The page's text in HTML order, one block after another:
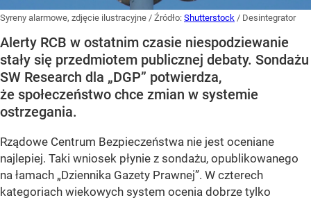
Syreny alarmowe, zdjęcie ilustracyjne / Źródło: Shutterstock / Desintegrator
Alerty RCB w ostatnim czasie niespodziewanie
stały się przedmiotem publicznej debaty. Sondażu
SW Research dla „DGP” potwierdza,
że społeczeństwo chce zmian w systemie
ostrzegania.
Rządowe Centrum Bezpieczeństwa nie jest oceniane
najlepiej. Taki wniosek płynie z sondażu, opublikowanego
na łamach „Dziennika Gazety Prawnej”. W czterech
kategoriach wiekowych system ocenia dobrze tylko